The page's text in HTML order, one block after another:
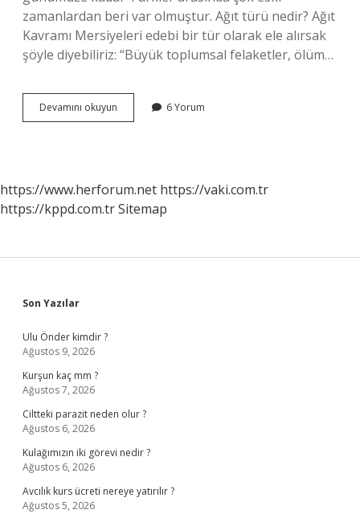
zamanlardan beri var olmuştur. Ağıt türü nedir? Ağıt
Kavramı Mersiyeleri edebi bir tür olarak ele alırsak
şöyle diyebiliriz: “Büyük toplumsal felaketler, ölüm…
Devamını okuyun
Hangi
6 Yorum
https://www.herforum.net https://vaki.com.tr
https://kppd.com.trSitemap
Sidebar
Son Yazılar
Ulu Önder kimdir ?
Ağustos 9, 2026
Kurşun kaç mm ?
Ağustos 7, 2026
Ciltteki parazit neden olur ?
Ağustos 6, 2026
Kulağımızın iki görevi nedir ?
Ağustos 6, 2026
Avcılık kurs ücreti nereye yatırılır ?
Ağustos 5, 2026